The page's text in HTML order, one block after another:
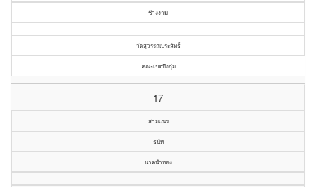
ช้างงาม
วัดสุวรรณประสิทธิ์
คณะเขตบึงกุ่ม
17
สามเณร
ธนัท
นาคนำทอง